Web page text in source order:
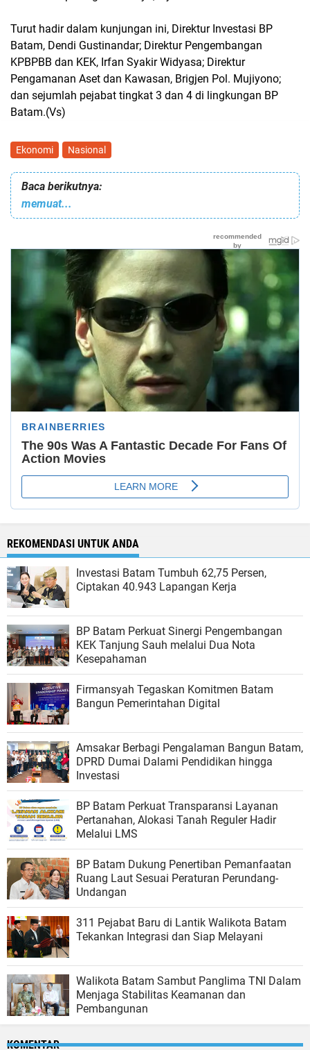
Turut hadir dalam kunjungan ini, Direktur Investasi BP
Batam, Dendi Gustinandar; Direktur Pengembangan
KPBPBB dan KEK, Irfan Syakir Widyasa; Direktur
Pengamanan Aset dan Kawasan, Brigjen Pol. Mujiyono;
dan sejumlah pejabat tingkat 3 dan 4 di lingkungan BP
Batam.(Vs)
Ekonomi Nasional
Baca berikutnya:
memuat...
REKOMENDASI UNTUK ANDA
Investasi Batam Tumbuh 62,75 Persen,
Ciptakan 40.943 Lapangan Kerja
BP Batam Perkuat Sinergi Pengembangan
KEK Tanjung Sauh melalui Dua Nota
Kesepahaman
Firmansyah Tegaskan Komitmen Batam
Bangun Pemerintahan Digital
Amsakar Berbagi Pengalaman Bangun Batam,
DPRD Dumai Dalami Pendidikan hingga
Investasi
BP Batam Perkuat Transparansi Layanan
Pertanahan, Alokasi Tanah Reguler Hadir
Melalui LMS
BP Batam Dukung Penertiban Pemanfaatan
Ruang Laut Sesuai Peraturan Perundang-
Undangan
311 Pejabat Baru di Lantik Walikota Batam
Tekankan Integrasi dan Siap Melayani
Walikota Batam Sambut Panglima TNI Dalam
Menjaga Stabilitas Keamanan dan
Pembangunan
KOMENTAR